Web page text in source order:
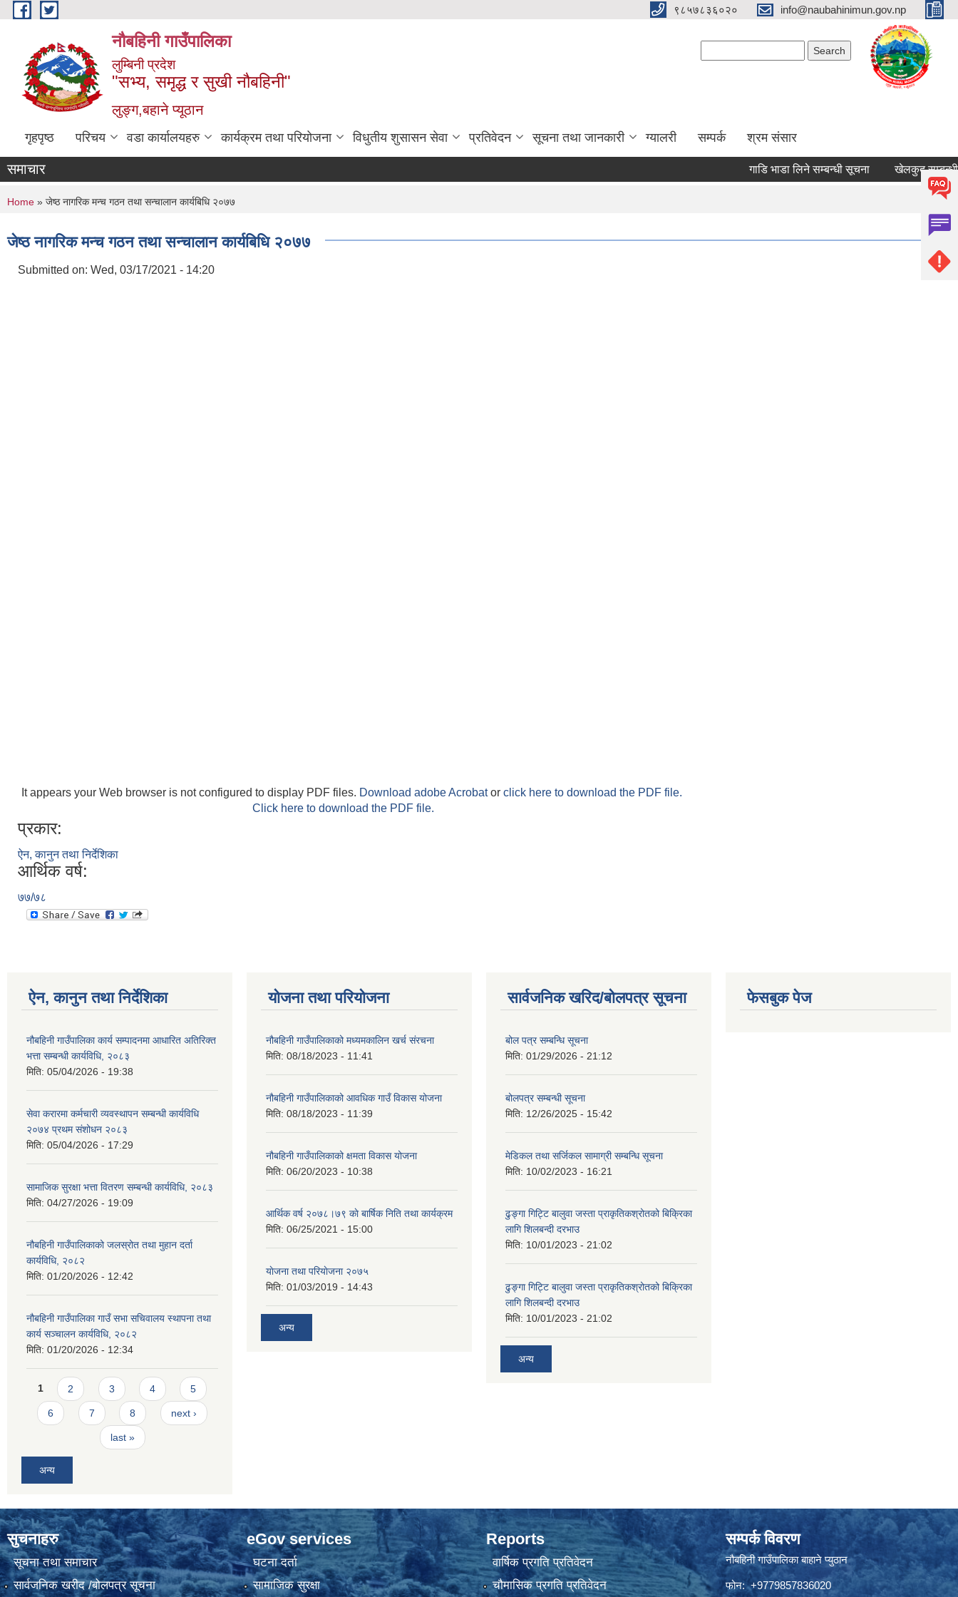
Skip to main content ९८५७८३६०२० info@naubahinimun.gov.np
नौबहिनी गाउँपालिका
लुम्बिनी प्रदेश
"सभ्य, समृद्ध र सुखी नौबहिनी"
लुङ्ग,बहाने प्यूठान
गृहपृष्ठ परिचय वडा कार्यालयहरु कार्यक्रम तथा परियोजना विधुतीय शुसासन सेवा प्रतिवेदन सूचना तथा जानकारी ग्यालरी सम्पर्क श्रम संसार
समाचार गाडि भाडा लिने सम्बन्धी सूचना खेलकुद सम्बन्धी
You are here
Home » जेष्ठ नागरिक मन्च गठन तथा सन्चालान कार्यबिधि २०७७
जेष्ठ नागरिक मन्च गठन तथा सन्चालान कार्यबिधि २०७७
Submitted on: Wed, 03/17/2021 - 14:20
It appears your Web browser is not configured to display PDF files. Download adobe Acrobator click here to download the PDF file.
Click here to download the PDF file.
प्रकार:
ऐन, कानुन तथा निर्देशिका
आर्थिक वर्ष:
७७/७८
ऐन, कानुन तथा निर्देशिका
नौबहिनी गाउँपालिका कार्य सम्पादनमा आधारित अतिरिक्त
भत्ता सम्बन्धी कार्यविधि, २०८३
मिति: 05/04/2026 - 19:38
सेवा करारमा कर्मचारी व्यवस्थापन सम्बन्धी कार्यविधि
२०७४ प्रथम संशोधन २०८३
मिति: 05/04/2026 - 17:29
सामाजिक सुरक्षा भत्ता वितरण सम्बन्धी कार्यविधि, २०८३
मिति: 04/27/2026 - 19:09
नौबहिनी गाउँपालिकाको जलस्रोत तथा मुहान दर्ता
कार्यविधि, २०८२
मिति: 01/20/2026 - 12:42
नौबहिनी गाउँपालिका गाउँ सभा सचिवालय स्थापना तथा
कार्य सञ्चालन कार्यविधि, २०८२
मिति: 01/20/2026 - 12:34
Pages
1 2 3 4 5
6 7 8 next ›
last »
अन्य
योजना तथा परियोजना
नौबहिनी गाउँपालिकाको मध्यमकालिन खर्च संरचना
मिति: 08/18/2023 - 11:41
नौबहिनी गाउँपालिकाको आवधिक गाउँ विकास योजना
मिति: 08/18/2023 - 11:39
नौबहिनी गाउँपालिकाको क्षमता विकास योजना
मिति: 06/20/2023 - 10:38
आर्थिक वर्ष २०७८।७९ काे बार्षिक निति तथा कार्यक्रम
मिति: 06/25/2021 - 15:00
याेजना तथा परियाेजना २०७५
मिति: 01/03/2019 - 14:43
अन्य
सार्वजनिक खरिद/बोलपत्र सूचना
बोल पत्र सम्बन्धि सूचना
मिति: 01/29/2026 - 21:12
बोलपत्र सम्बन्धी सूचना
मिति: 12/26/2025 - 15:42
मेडिकल तथा सर्जिकल सामाग्री सम्बन्धि सूचना
मिति: 10/02/2023 - 16:21
ढुङ्गा गिट्टि बालुवा जस्ता प्राकृतिकश्रोतको बिक्रिका
लागि शिलबन्दी दरभाउ
मिति: 10/01/2023 - 21:02
ढुङ्गा गिट्टि बालुवा जस्ता प्राकृतिकश्रोतको बिक्रिका
लागि शिलबन्दी दरभाउ
मिति: 10/01/2023 - 21:02
अन्य
फेसबुक पेज
सुचनाहरु
सूचना तथा समाचार
सार्वजनिक खरीद /बोलपत्र सूचना
eGov services
घटना दर्ता
सामाजिक सुरक्षा
Reports
वार्षिक प्रगति प्रतिवेदन
चौमासिक प्रगति प्रतिवेदन
सम्पर्क विवरण
नौबहिनी गाउँपालिका बाहाने प्युठान
फोन: +9779857836020